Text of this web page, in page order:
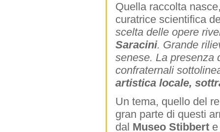
Quella raccolta
curatrice scientifica
scelta delle opere
Saracini. Grande
senese. La presenza
confraternali
artistica locale,
Un tema, quello del
gran parte di questi
dal Museo Stibbert